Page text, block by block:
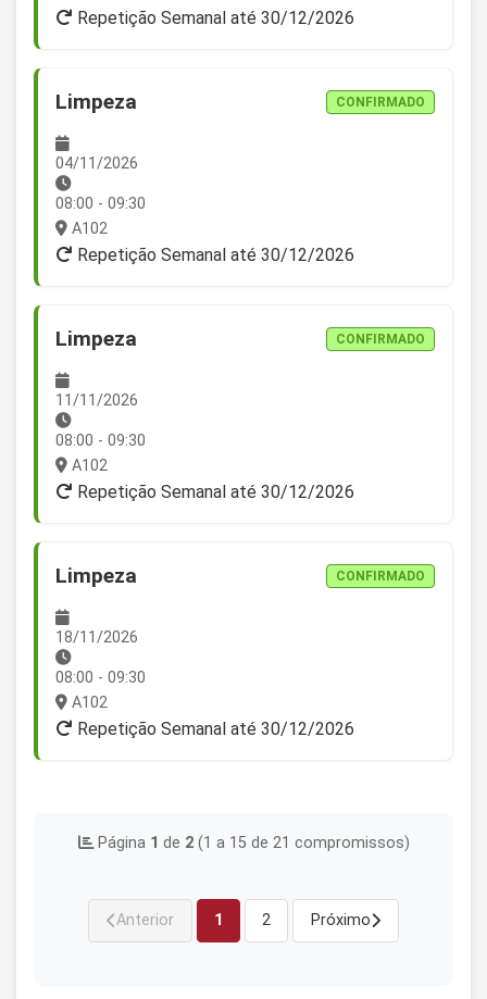
Repetição Semanal até 30/12/2026
Limpeza CONFIRMADO
04/11/2026
08:00 - 09:30
A102
Repetição Semanal até 30/12/2026
Limpeza CONFIRMADO
11/11/2026
08:00 - 09:30
A102
Repetição Semanal até 30/12/2026
Limpeza CONFIRMADO
18/11/2026
08:00 - 09:30
A102
Repetição Semanal até 30/12/2026
Página 1 de 2(1 a 15 de 21 compromissos)
Anterior 1 2 Próximo